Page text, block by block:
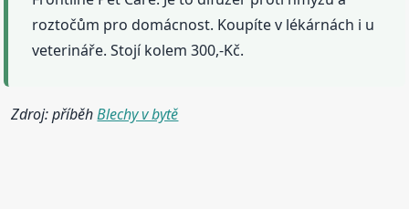
roztočům pro domácnost. Koupíte v lékárnách i u
veterináře. Stojí kolem 300,-Kč.
Zdroj: příběhBlechy v bytě